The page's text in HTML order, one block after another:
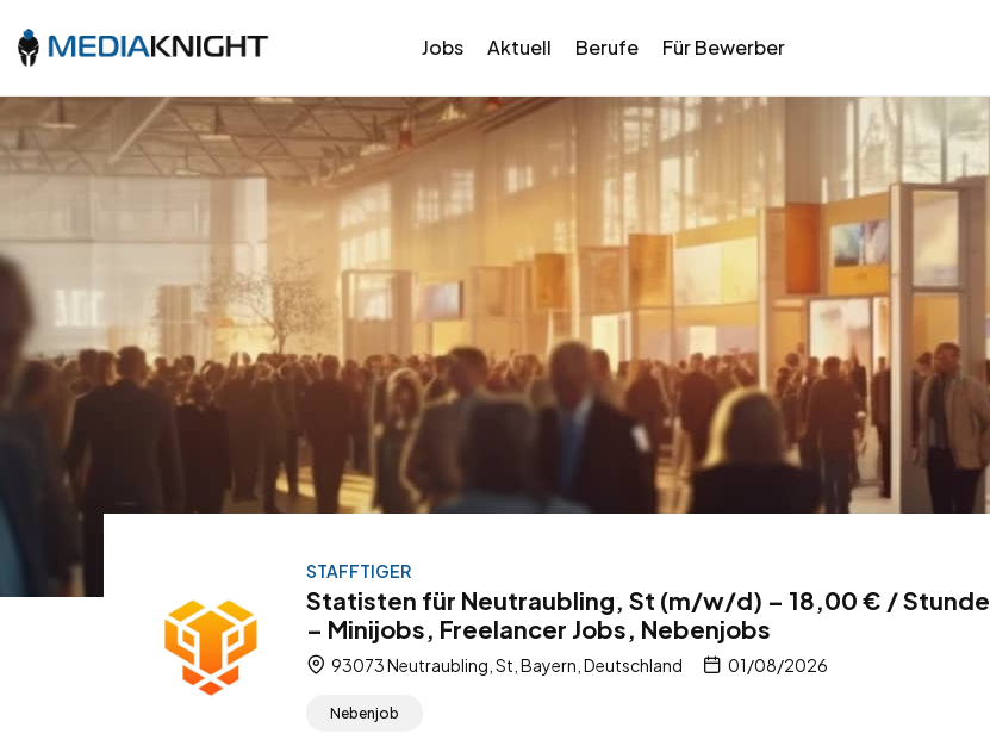
Jobs Aktuell Berufe Für Bewerber
STAFFTIGER
Statisten für Neutraubling, St (m/w/d) – 18,00 € / Stunde
– Minijobs, Freelancer Jobs, Nebenjobs
93073 Neutraubling, St, Bayern, Deutschland 01/08/2026
Nebenjob